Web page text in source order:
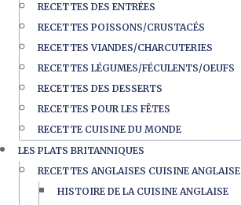
RECETTES DES ENTRÉES
RECETTES POISSONS/CRUSTACÉS
RECETTES VIANDES/CHARCUTERIES
RECETTES LÉGUMES/FÉCULENTS/OEUFS
RECETTES DES DESSERTS
RECETTES POUR LES FÊTES
RECETTE CUISINE DU MONDE
LES PLATS BRITANNIQUES
RECETTES ANGLAISES CUISINE ANGLAISE
HISTOIRE DE LA CUISINE ANGLAISE